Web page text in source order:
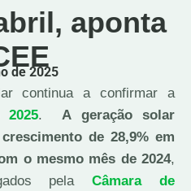
aponta
de 2025
continua a confirmar a
. A geração solar
de 28,9% em
o mesmo mês de 2024,
pelaCâmara de